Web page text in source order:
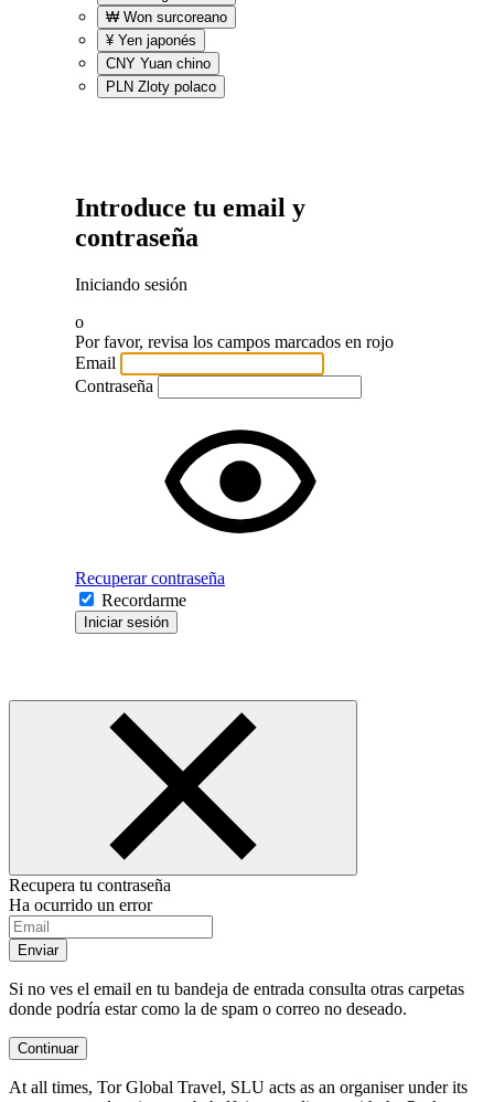
₩ Won surcoreano
¥ Yen japonés
CNY Yuan chino
PLN Zloty polaco
Introduce tu email y
contraseña
Iniciando sesión
o
Por favor, revisa los campos marcados en rojo
Email
Contraseña
Recuperar contraseña
Recordarme
Iniciar sesión
Recupera tu contraseña
Ha ocurrido un error
Enviar
Si no ves el email en tu bandeja de entrada consulta otras carpetas
donde podría estar como la de spam o correo no deseado.
Continuar
At all times, Tor Global Travel, SLU acts as an organiser under its